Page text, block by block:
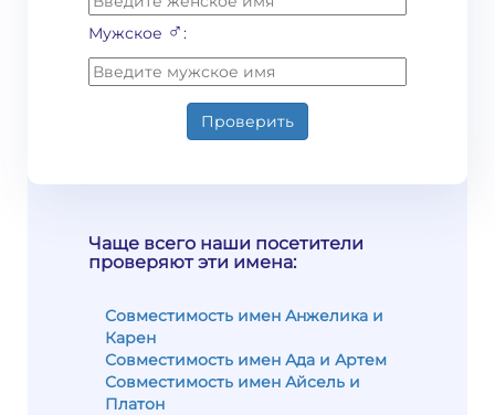
Мужское ♂:
Проверить
Чаще всего наши посетители
проверяют эти имена:
Совместимость имен Анжелика и
Карен
Совместимость имен Ада и Артем
Совместимость имен Айсель и
Платон